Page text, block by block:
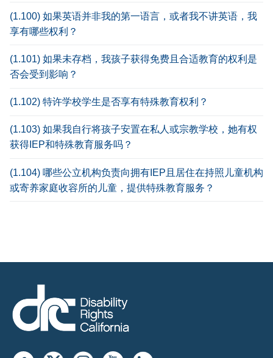
(1.100) 如果英语并非我的第一语言，或者我不讲英语，我
享有哪些权利？
(1.101) 如果未存档，我孩子获得免费且合适教育的权利是
否会受到影响？
(1.102) 特许学校学生是否享有特殊教育权利？
(1.103) 如果我自行将孩子安置在私人或宗教学校，她有权
获得IEP和特殊教育服务吗？
(1.104) 哪些公立机构负责向拥有IEP且居住在持照儿童机构
或寄养家庭收容所的儿童，提供特殊教育服务？